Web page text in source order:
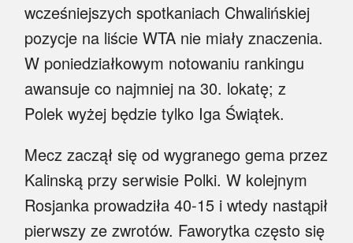
wcześniejszych spotkaniach Chwalińskiej
pozycje na liście WTA nie miały znaczenia.
W poniedziałkowym notowaniu rankingu
awansuje co najmniej na 30. lokatę; z
Polek wyżej będzie tylko Iga Świątek.
Mecz zaczął się od wygranego gema przez
Kalinską przy serwisie Polki. W kolejnym
Rosjanka prowadziła 40-15 i wtedy nastąpił
pierwszy ze zwrotów. Faworytka często się